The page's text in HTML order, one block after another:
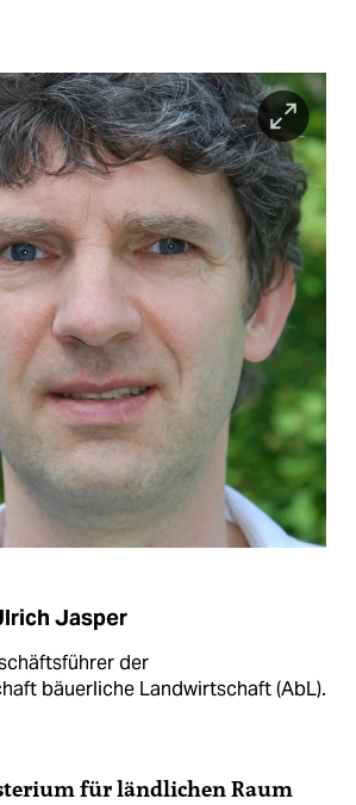
Jasper
der
bäuerliche Landwirtschaft (AbL).
für ländlichen Raum